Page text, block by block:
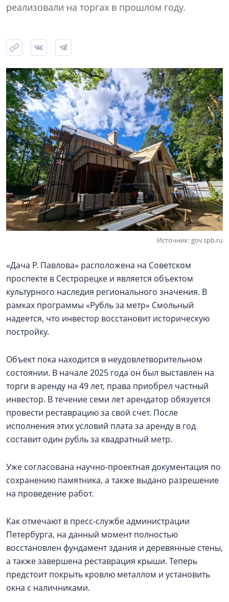
реализовали на торгах в прошлом году.
Источник: gov.spb.ru
«Дача Р. Павлова» расположена на Советском
проспекте в Сестрорецке и является объектом
культурного наследия регионального значения. В
рамках программы «Рубль за метр» Смольный
надеется, что инвестор восстановит историческую
постройку.
Объект пока находится в неудовлетворительном
состоянии. В начале 2025 года он был выставлен на
торги в аренду на 49 лет, права приобрел частный
инвестор. В течение семи лет арендатор обязуется
провести реставрацию за свой счет. После
исполнения этих условий плата за аренду в год
составит один рубль за квадратный метр.
Уже согласована научно-проектная документация по
сохранению памятника, а также выдано разрешение
на проведение работ.
Как отмечают в пресс-службе администрации
Петербурга, на данный момент полностью
восстановлен фундамент здания и деревянные стены,
а также завершена реставрация крыши. Теперь
предстоит покрыть кровлю металлом и установить
окна с наличниками.